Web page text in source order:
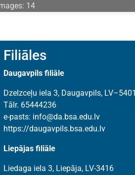
14
Filiāles
Daugavpils filiāle
Dzelzceļu iela 3, Daugavpils, LV–5401
Tālr. 65444236
e-pasts: info@da.bsa.edu.lv
https://daugavpils.bsa.edu.lv
Liepājas filiāle
Liedaga iela 3, Liepāja, LV-3416